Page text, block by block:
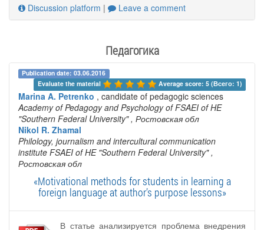
Discussion platform | Leave a comment
Педагогика
Publication date: 03.06.2016
Evaluate the material
Average score: 5 (Всего: 1)
Marina A. Petrenko , candidate of pedagogic sciences
Academy of Pedagogy and Psychology of FSAEI of HE
"Southern Federal University" , Ростовская обл
Nikol R. Zhamal
Philology, journalism and intercultural communication
institute FSAEI of HE "Southern Federal University" ,
Ростовская обл
«Motivational methods for students in learning a
foreign language at author’s purpose lessons»
В статье анализируется проблема внедрения